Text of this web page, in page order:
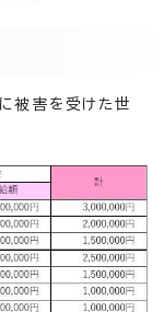
被害を受けた世